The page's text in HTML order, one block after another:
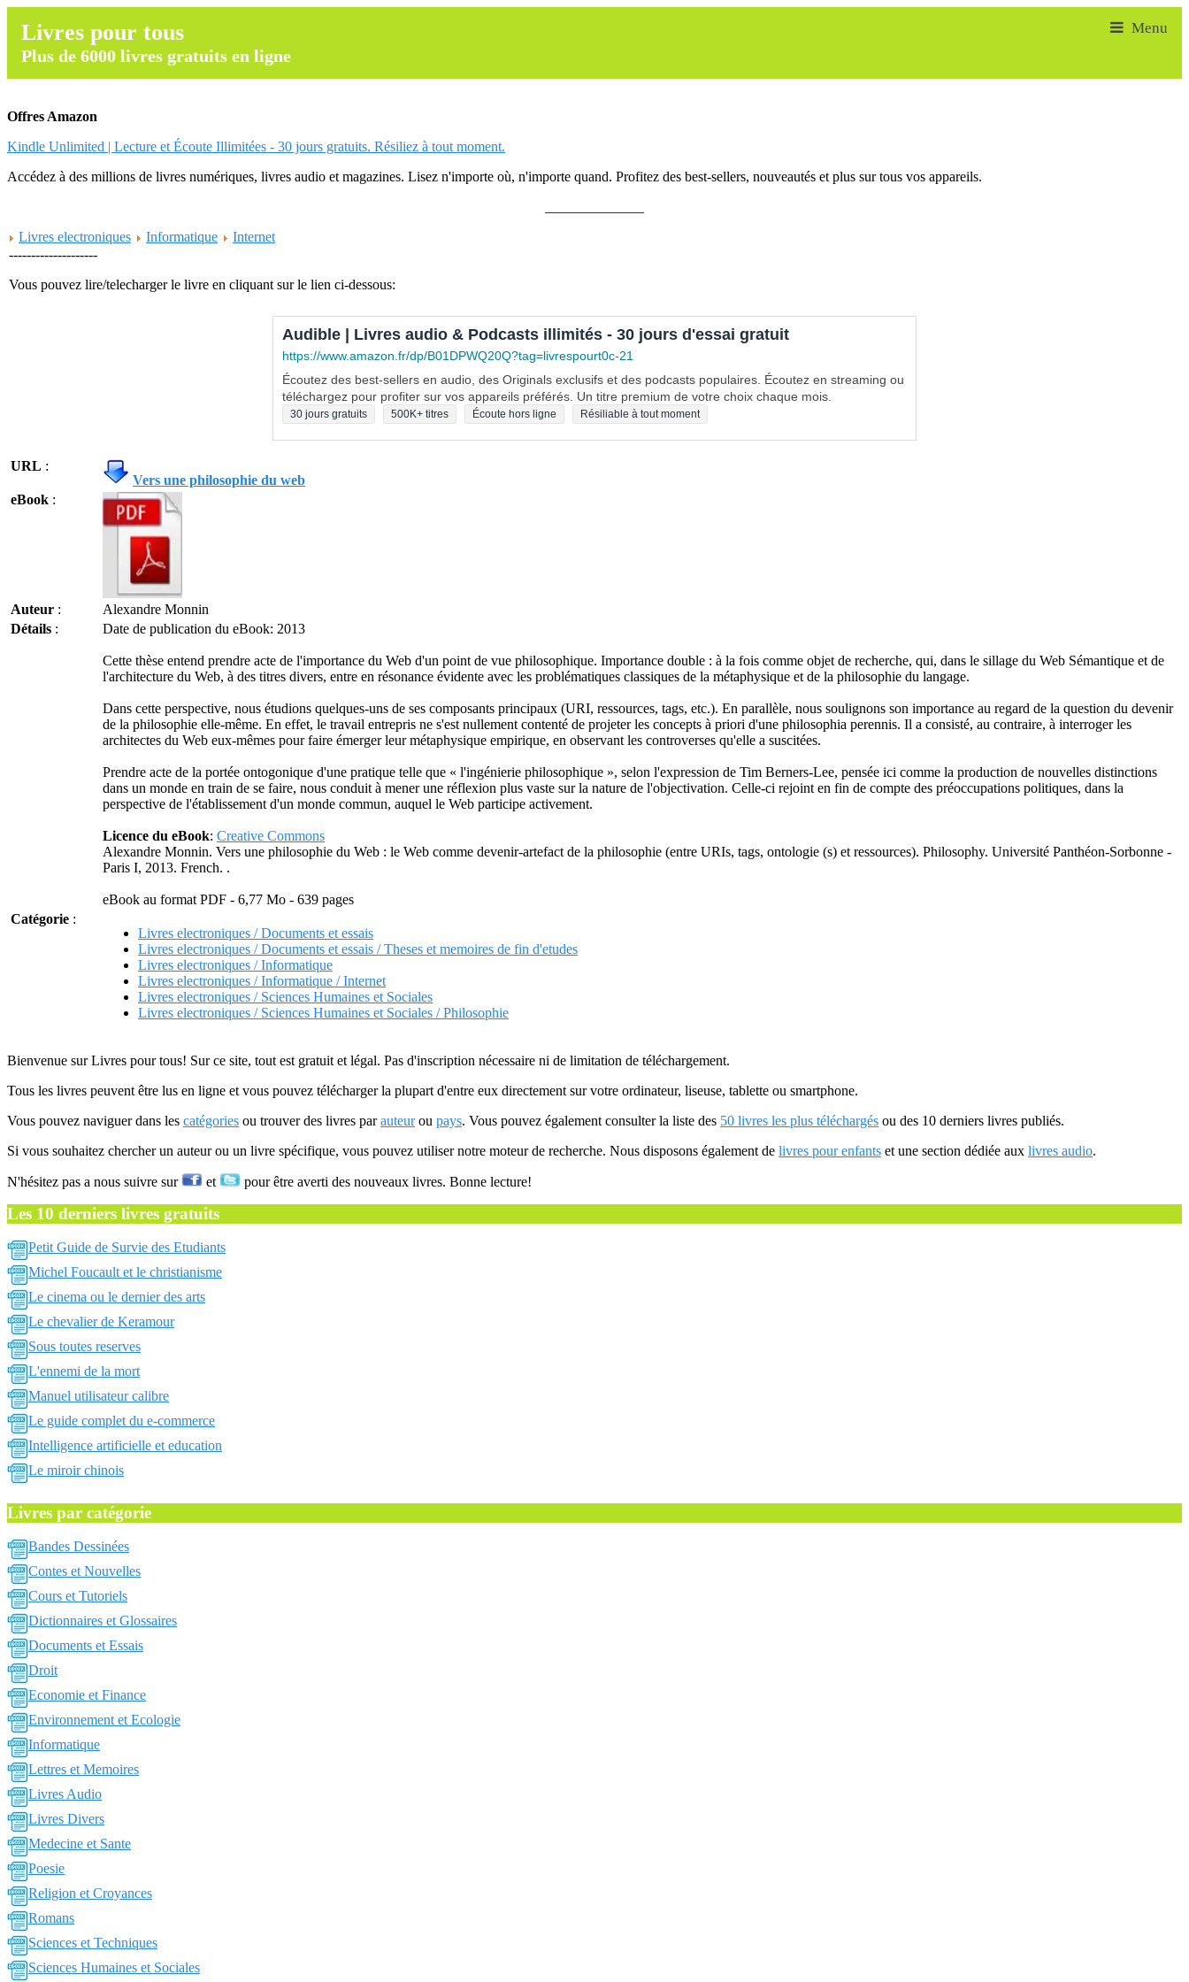
Livres pour tous
Plus de 6000 livres gratuits en ligne
Offres Amazon
Kindle Unlimited | Lecture et Écoute Illimitées - 30 jours gratuits. Résiliez à tout moment.
Accédez à des millions de livres numériques, livres audio et magazines. Lisez n'importe où, n'importe quand. Profitez des best-sellers, nouveautés et plus sur tous vos appareils.
Livres electroniques
Informatique
Internet
--------------------
Vous pouvez lire/telecharger le livre en cliquant sur le lien ci-dessous:
Audible | Livres audio & Podcasts illimités - 30 jours d'essai gratuit
https://www.amazon.fr/dp/B01DPWQ20Q?tag=livrespourt0c-21
Écoutez des best-sellers en audio, des Originals exclusifs et des podcasts populaires. Écoutez en streaming ou
téléchargez pour profiter sur vos appareils préférés. Un titre premium de votre choix chaque mois.
30 jours gratuits 500K+ titres Écoute hors ligne Résiliable à tout moment
URL :
Vers une philosophie du web
eBook :
Auteur :
Alexandre Monnin
Détails : Date de publication du eBook: 2013
Cette thèse entend prendre acte de l'importance du Web d'un point de vue philosophique. Importance double : à la fois comme objet de recherche, qui, dans le sillage du Web Sémantique et de
l'architecture du Web, à des titres divers, entre en résonance évidente avec les problématiques classiques de la métaphysique et de la philosophie du langage.
Dans cette perspective, nous étudions quelques-uns de ses composants principaux (URI, ressources, tags, etc.). En parallèle, nous soulignons son importance au regard de la question du devenir
de la philosophie elle-même. En effet, le travail entrepris ne s'est nullement contenté de projeter les concepts à priori d'une philosophia perennis. Il a consisté, au contraire, à interroger les
architectes du Web eux-mêmes pour faire émerger leur métaphysique empirique, en observant les controverses qu'elle a suscitées.
Prendre acte de la portée ontogonique d'une pratique telle que « l'ingénierie philosophique », selon l'expression de Tim Berners-Lee, pensée ici comme la production de nouvelles distinctions
dans un monde en train de se faire, nous conduit à mener une réflexion plus vaste sur la nature de l'objectivation. Celle-ci rejoint en fin de compte des préoccupations politiques, dans la
perspective de l'établissement d'un monde commun, auquel le Web participe activement.
Licence du eBook: Creative Commons
Alexandre Monnin. Vers une philosophie du Web : le Web comme devenir-artefact de la philosophie (entre URIs, tags, ontologie (s) et ressources). Philosophy. Université Panthéon-Sorbonne -
Paris I, 2013. French. .
eBook au format PDF - 6,77 Mo - 639 pages
Catégorie :
Livres electroniques / Documents et essais
Livres electroniques / Documents et essais / Theses et memoires de fin d'etudes
Livres electroniques / Informatique
Livres electroniques / Informatique / Internet
Livres electroniques / Sciences Humaines et Sociales
Livres electroniques / Sciences Humaines et Sociales / Philosophie
Bienvenue sur Livres pour tous! Sur ce site, tout est gratuit et légal. Pas d'inscription nécessaire ni de limitation de téléchargement.
Tous les livres peuvent être lus en ligne et vous pouvez télécharger la plupart d'entre eux directement sur votre ordinateur, liseuse, tablette ou smartphone.
Vous pouvez naviguer dans les catégories ou trouver des livres parauteurou pays. Vous pouvez également consulter la liste des 50 livres les plus téléchargés ou des 10 derniers livres publiés.
Si vous souhaitez chercher un auteur ou un livre spécifique, vous pouvez utiliser notre moteur de recherche. Nous disposons également de livres pour enfants et une section dédiée aux livres audio.
N'hésitez pas a nous suivre sur et pour être averti des nouveaux livres. Bonne lecture!
Les 10 derniers livres gratuits
Petit Guide de Survie des Etudiants
Michel Foucault et le christianisme
Le cinema ou le dernier des arts
Le chevalier de Keramour
Sous toutes reserves
L'ennemi de la mort
Manuel utilisateur calibre
Le guide complet du e-commerce
Intelligence artificielle et education
Le miroir chinois
Livres par catégorie
Bandes Dessinées
Contes et Nouvelles
Cours et Tutoriels
Dictionnaires et Glossaires
Documents et Essais
Droit
Economie et Finance
Environnement et Ecologie
Informatique
Lettres et Memoires
Livres Audio
Livres Divers
Medecine et Sante
Poesie
Religion et Croyances
Romans
Sciences et Techniques
Sciences Humaines et Sociales